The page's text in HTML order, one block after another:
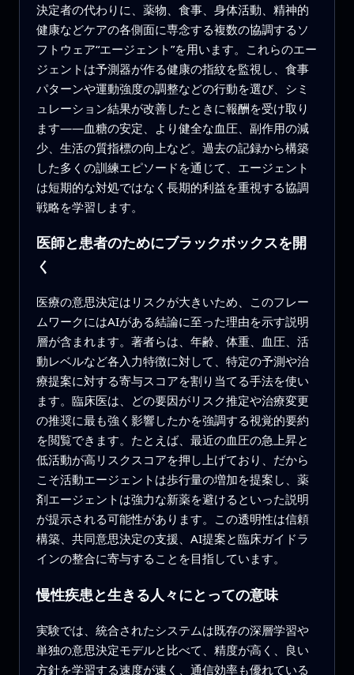
決定者の代わりに、薬物、食事、身体活動、精神的
健康などケアの各側面に専念する複数の協調するソ
フトウェア“エージェント”を用います。これらのエー
ジェントは予測器が作る健康の指紋を監視し、食事
パターンや運動強度の調整などの行動を選び、シミ
ュレーション結果が改善したときに報酬を受け取り
ます――血糖の安定、より健全な血圧、副作用の減
少、生活の質指標の向上など。過去の記録から構築
した多くの訓練エピソードを通じて、エージェント
は短期的な対処ではなく長期的利益を重視する協調
戦略を学習します。
医師と患者のためにブラックボックスを開
く
医療の意思決定はリスクが大きいため、このフレー
ムワークにはAIがある結論に至った理由を示す説明
層が含まれます。著者らは、年齢、体重、血圧、活
動レベルなど各入力特徴に対して、特定の予測や治
療提案に対する寄与スコアを割り当てる手法を使い
ます。臨床医は、どの要因がリスク推定や治療変更
の推奨に最も強く影響したかを強調する視覚的要約
を閲覧できます。たとえば、最近の血圧の急上昇と
低活動が高リスクスコアを押し上げており、だから
こそ活動エージェントは歩行量の増加を提案し、薬
剤エージェントは強力な新薬を避けるといった説明
が提示される可能性があります。この透明性は信頼
構築、共同意思決定の支援、AI提案と臨床ガイドラ
インの整合に寄与することを目指しています。
慢性疾患と生きる人々にとっての意味
実験では、統合されたシステムは既存の深層学習や
単独の意思決定モデルと比べて、精度が高く、良い
方針を学習する速度が速く、通信効率も優れている